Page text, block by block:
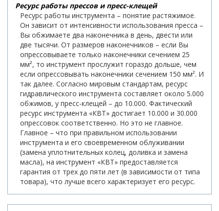
Ресурс работы прессов и пресс-клещей
Ресурс работы инструмента – понятие растяжимое.
Он зависит от интенсивности использования пресса –
Вы обжимаете два наконечника в день, двести или
две тысячи. От размеров наконечников – если Вы
опрессовываете только наконечники сечением 25
мм², то инструмент прослужит гораздо дольше, чем
если опрессовывать наконечники сечением 150 мм². И
так далее. Согласно мировым стандартам, ресурс
гидравлического инструмента составляет около 5.000
обжимов, у пресс-клещей – до 10.000. Фактический
ресурс инструмента «КВТ» достигает 10.000 и 30.000
опрессовок соответственно. Но это не главное.
Главное – что при правильном использовании
инструмента и его своевременном облуживании
(замена уплотнительных колец, доливка и замена
масла), на инструмент «КВТ» предоставляется
гарантия от трех до пяти лет (в зависимости от типа
товара), что лучше всего характеризует его ресурс.